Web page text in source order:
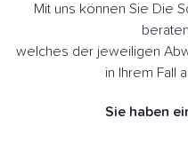
Mit uns können Sie Die
welches der jeweiligen
in Ihrem Fall
Sie haben